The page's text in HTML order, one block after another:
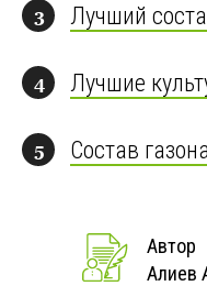
3 Лучший
4 Лучшие
5 Состав
Автор
Алиев